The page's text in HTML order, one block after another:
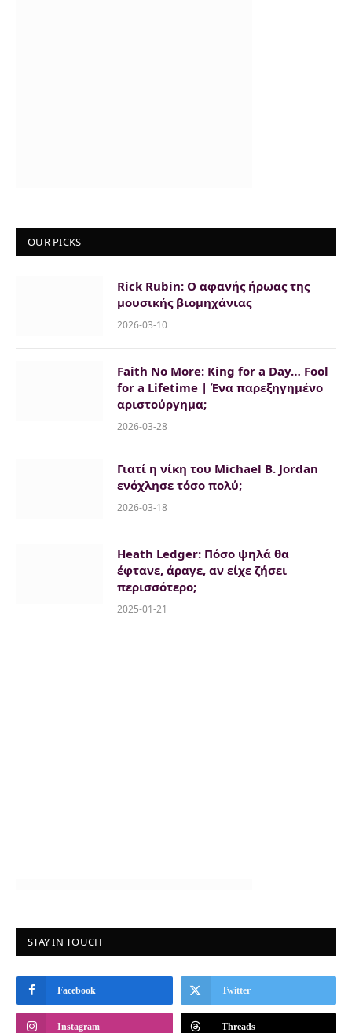
OUR PICKS
Rick Rubin: Ο αφανής ήρωας της
μουσικής βιομηχάνιας
2026-03-10
Faith No More: King for a Day… Fool
for a Lifetime | Ένα παρεξηγημένο
αριστούργημα;
2026-03-28
Γιατί η νίκη του Michael B. Jordan
ενόχλησε τόσο πολύ;
2026-03-18
Heath Ledger: Πόσο ψηλά θα
έφτανε, άραγε, αν είχε ζήσει
περισσότερο;
2025-01-21
STAY IN TOUCH
Facebook Twitter
Instagram Threads